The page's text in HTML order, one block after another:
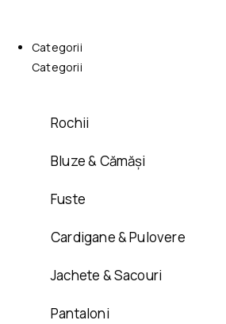
Categorii
Categorii
Rochii
Bluze & Cămăși
Fuste
Cardigane & Pulovere
Jachete & Sacouri
Pantaloni